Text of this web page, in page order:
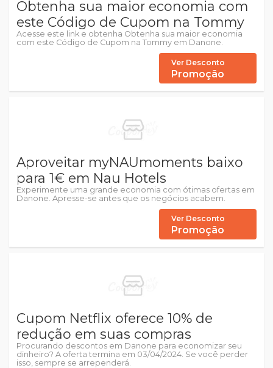
Obtenha sua maior economia com
este Código de Cupom na Tommy
Acesse este link e obtenha Obtenha sua maior economia
com este Código de Cupom na Tommy em Danone.
Ver Desconto
Promoção
Aproveitar myNAUmoments baixo
para 1€ em Nau Hotels
Experimente uma grande economia com ótimas ofertas em
Danone. Apresse-se antes que os negócios acabem.
Ver Desconto
Promoção
Cupom Netflix oferece 10% de
redução em suas compras
Procurando descontos em Danone para economizar seu
dinheiro? A oferta termina em 03/04/2024. Se você perder
isso, sempre se arrependerá.